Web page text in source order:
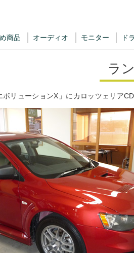
商品 オーディオ モニター ド
ラ
リューションX」にカロッツェリア